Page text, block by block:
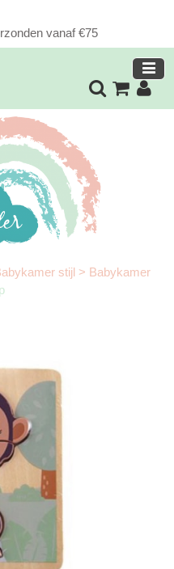
vanaf €75
stijl > Babykamer